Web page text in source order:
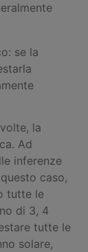
se la
la
Ad
inferenze
caso,
tutte le
di 3, 4
tutte le
solare,